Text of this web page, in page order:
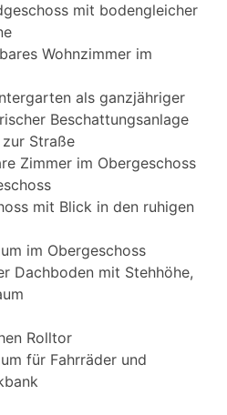
mit bodengleicher
Wohnzimmer im
als ganzjähriger
Beschattungsanlage
Straße
Zimmer im Obergeschoss
mit Blick in den ruhigen
im Obergeschoss
Dachboden mit Stehhöhe,
Rolltor
für Fahrräder und